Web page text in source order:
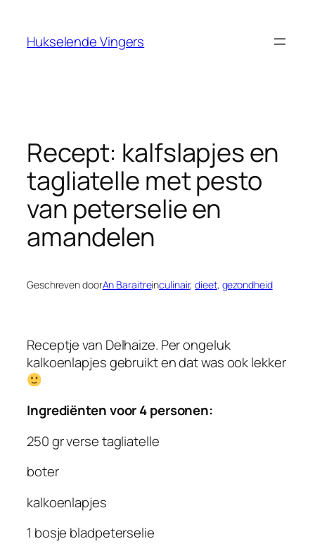
Hukselende Vingers
Recept: kalfslapjes en
tagliatelle met pesto
van peterselie en
amandelen
Geschreven doorAn Baraitreinculinair, dieet, gezondheid
Receptje van Delhaize. Per ongeluk
kalkoenlapjes gebruikt en dat was ook lekker
Ingrediënten voor 4 personen:
250 gr verse tagliatelle
boter
kalkoenlapjes
1 bosje bladpeterselie